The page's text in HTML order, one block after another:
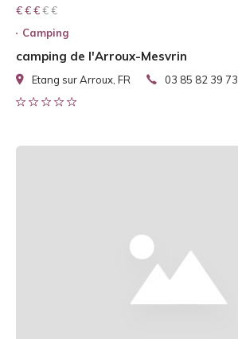
€ € € € €
€ € €
Camping
camping de l'Arroux-Mesvrin
Etang sur Arroux, FR 03 85 82 39 73